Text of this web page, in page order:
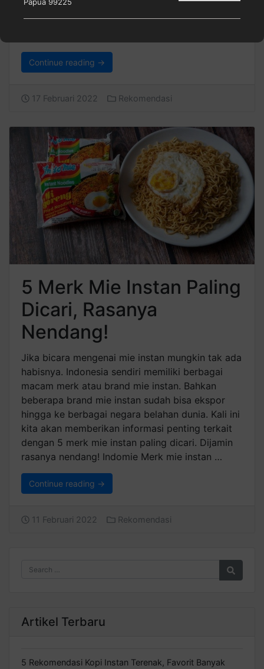
memberikan bekal pengetahuan dan asupan yang
baik. Simak rekomendasi merk susu anak 3-5
Continue reading →
17 Februari 2022 Rekomendasi
5 Merk Mie Instan Paling
Dicari, Rasanya
Nendang!
Jika bicara mengenai mie instan mungkin tak ada
habisnya. Indonesia sendiri memiliki berbagai
macam merk atau brand mie instan. Bahkan
beberapa brand mie instan sudah bisa ekspor
hingga ke berbagai negara belahan dunia. Kali ini
kita akan memberikan informasi penting terkait
dengan 5 merk mie instan paling dicari. Dijamin
rasanya nendang! Indomie Merk mie instan …
Continue reading →
11 Februari 2022 Rekomendasi
Artikel Terbaru
5 Rekomendasi Kopi Instan Terenak, Favorit Banyak